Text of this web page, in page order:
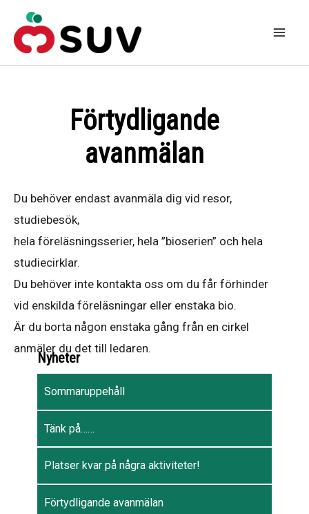
Hoppa
innehåll
Förtydligande
avanmälan
Du behöver endast avanmäla dig vid resor,
studiebesök,
hela föreläsningsserier, hela ”bioserien” och hela
studiecirklar.
Du behöver inte kontakta oss om du får förhinder
vid enskilda föreläsningar eller enstaka bio.
Är du borta någon enstaka gång från en cirkel
anmäler du det till ledaren.
Nyheter
Sommaruppehåll
Tänk på……
Platser kvar på några aktiviteter!
Förtydligande avanmälan